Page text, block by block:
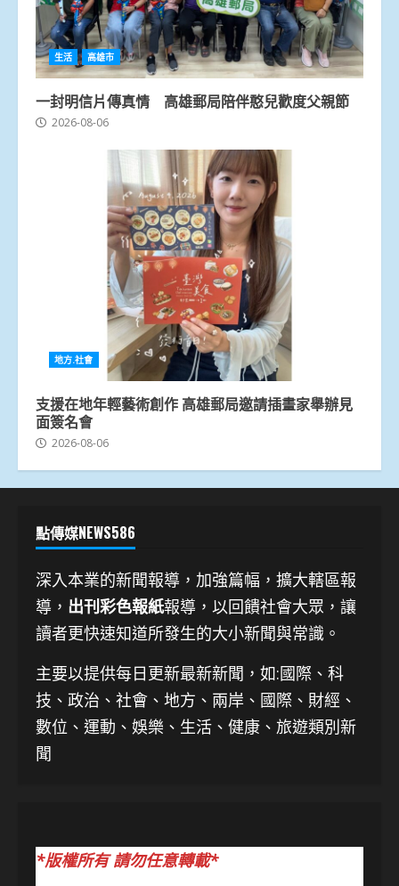
生活 高雄市
一封明信片傳真情 高雄郵局陪伴憨兒歡度父親節
2026-08-06
地方.社會
支援在地年輕藝術創作 高雄郵局邀請插畫家舉辦見
面簽名會
2026-08-06
點傳媒NEWS586
深入本業的新聞報導，加強篇幅，擴大轄區報
導， 出刊彩色報紙報導，以回饋社會大眾，讓
讀者更快速知道所發生的大小新聞與常識。
主要以提供每日更新最新新聞 ，如:國際、科
技、 政治、社會、地方、兩岸、國際、財經、
數位、運動、娛樂、生活、健康、旅遊類別新
聞
*版權所有 請勿任意轉載*